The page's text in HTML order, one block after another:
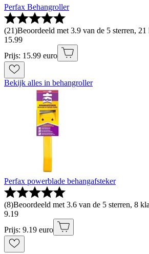
Perfax Behangroller
(21)Beoordeeld met 3.9 van de 5 sterren,
15.99
Prijs: 15.99 euro
Bekijk alles in behangroller
Perfax powerblade behangafsteker
(8)Beoordeeld met 3.6 van de 5 sterren, 8
9.19
Prijs: 9.19 euro